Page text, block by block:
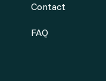
Contact
FAQ